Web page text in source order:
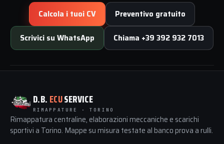
Calcola i tuoi CV Preventivo gratuito
Scrivici su WhatsApp Chiama +39 392 932 7013
D.B. ECUSERVICE
RIMAPPATURE · TORINO
Rimappatura centraline, elaborazioni meccaniche e scarichi
sportivi a Torino. Mappe su misura testate al banco prova a rulli.